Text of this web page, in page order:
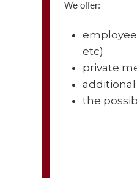
We offer:
etc)
private
additional
the